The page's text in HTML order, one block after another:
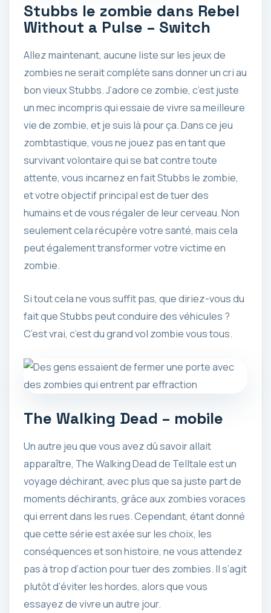
Stubbs le zombie dans Rebel
Without a Pulse – Switch
Allez maintenant, aucune liste sur les jeux de
zombies ne serait complète sans donner un cri au
bon vieux Stubbs. J’adore ce zombie, c’est juste
un mec incompris qui essaie de vivre sa meilleure
vie de zombie, et je suis là pour ça. Dans ce jeu
zombtastique, vous ne jouez pas en tant que
survivant volontaire qui se bat contre toute
attente, vous incarnez en fait Stubbs le zombie,
et votre objectif principal est de tuer des
humains et de vous régaler de leur cerveau. Non
seulement cela récupère votre santé, mais cela
peut également transformer votre victime en
zombie.
Si tout cela ne vous suffit pas, que diriez-vous du
fait que Stubbs peut conduire des véhicules ?
C’est vrai, c’est du grand vol zombie vous tous.
The Walking Dead – mobile
Un autre jeu que vous avez dû savoir allait
apparaître, The Walking Dead de Telltale est un
voyage déchirant, avec plus que sa juste part de
moments déchirants, grâce aux zombies voraces
qui errent dans les rues. Cependant, étant donné
que cette série est axée sur les choix, les
conséquences et son histoire, ne vous attendez
pas à trop d’action pour tuer des zombies. Il s’agit
plutôt d’éviter les hordes, alors que vous
essayez de vivre un autre jour.